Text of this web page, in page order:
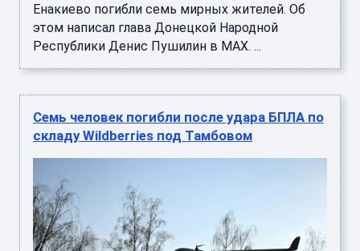
Енакиево погибли семь мирных жителей. Об
этом написал глава Донецкой Народной
Республики Денис Пушилин в МАХ. ...
Семь человек погибли после удара БПЛА по
складу Wildberries под Тамбовом